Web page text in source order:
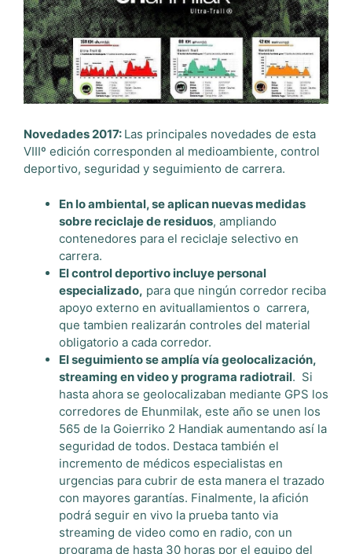
Novedades 2017: Las principales novedades de esta
VIIIº edición corresponden al medioambiente, control
deportivo, seguridad y seguimiento de carrera.
En lo ambiental, se aplican nuevas medidas
sobre reciclaje de residuos, ampliando
contenedores para el reciclaje selectivo en
carrera.
El control deportivo incluye personal
especializado, para que ningún corredor reciba
apoyo externo en avituallamientos o carrera,
que tambien realizarán controles del material
obligatorio a cada corredor.
El seguimiento se amplía vía geolocalización,
streaming en video y programa radiotrail. Si
hasta ahora se geolocalizaban mediante GPS los
corredores de Ehunmilak, este año se unen los
565 de la Goierriko 2 Handiak aumentando así la
seguridad de todos. Destaca también el
incremento de médicos especialistas en
urgencias para cubrir de esta manera el trazado
con mayores garantías. Finalmente, la afición
podrá seguir en vivo la prueba tanto via
streaming de video como en radio, con un
programa de hasta 30 horas por el equipo del